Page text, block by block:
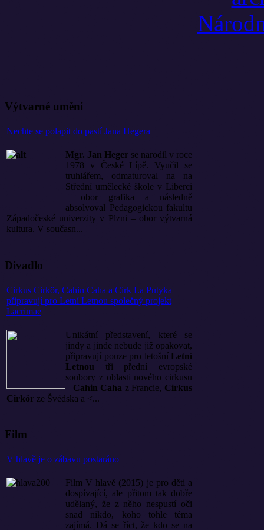
Výtvarné umění
Nechte se polapit do pastí Jana Hegera
Mgr. Jan Heger se narodil v roce
1978 v České Lípě. Vyučil se
truhlářem, odmaturoval na na
Střední umělecké škole v Liberci
– obor grafika a následně
absolvoval Pedagogickou fakultu
Západočeské univerzity v Plzni – obor výtvarná
kultura. V současn...
Divadlo
Cirkus Cirkör, Cahin Caha a Cirk La Putyka
připravují pro Letní Letnou společný projekt
Lacrimae
Unikátní představení, které se
jindy a jinde nebude již opakovat,
připravují pouze pro letošní Letní
Letnou tři přední evropské
soubory z oblasti nového cirkusu
– Cahin Caha z Francie, Cirkus
Cirkör ze Švédska a <...
Film
V hlavě je o zábavu postaráno
Film V hlavě (2015) je pro děti a
dospívající, ale přitom tak dobře
udělaný, že z něho nespustí oči
snad nikdo, koho tohle téma
zajímá. Dá se říct, že kdo se na